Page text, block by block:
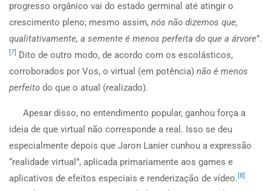
progresso orgânico vai do estado germinal até atingir o
crescimento pleno; mesmo assim, nós não dizemos que,
qualitativamente, a semente é menos perfeita do que a árvore”.
[7]
Dito de outro modo, de acordo com os escolásticos,
corroborados por Vos, o virtual (em potência) não é menos
perfeito do que o atual (realizado).
Apesar disso, no entendimento popular, ganhou força a
ideia de que virtual não corresponde a real. Isso se deu
especialmente depois que Jaron Lanier cunhou a expressão
“realidade virtual”, aplicada primariamente aos games e
aplicativos de efeitos especiais e renderização de vídeo. [8]